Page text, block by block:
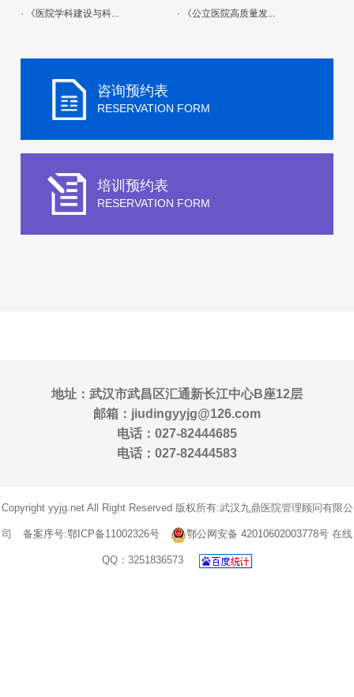
· 《医院学科建设与科... · 《公立医院高质量发...
咨询预约表
RESERVATION FORM
培训预约表
RESERVATION FORM
地址：武汉市武昌区汇通新长江中心B座12层
邮箱：jiudingyyjg@126.com
电话：027-82444685
电话：027-82444583
Copyright yyjg.net All Right Reserved 版权所有:武汉九鼎医院管理顾问有限公
司 备案序号:鄂ICP备11002326号 鄂公网安备 42010602003778号 在线
QQ：3251836573